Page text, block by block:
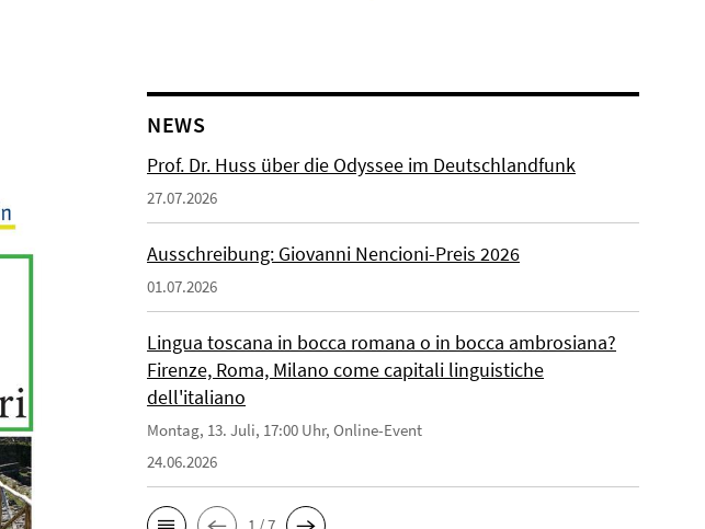
NEWS
Prof. Dr. Huss über die Odyssee im Deutschlandfunk
27.07.2026
Ausschreibung: Giovanni Nencioni-Preis 2026
01.07.2026
Lingua toscana in bocca romana o in bocca ambrosiana?
Firenze, Roma, Milano come capitali linguistiche
dell'italiano
Montag, 13. Juli, 17:00 Uhr, Online-Event
24.06.2026